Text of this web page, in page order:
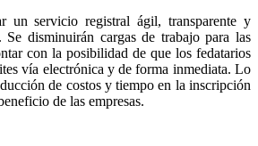
un servicio registral ágil, transparente y
Se disminuirán cargas de trabajo para las
con la posibilidad de que los fedatarios
vía electrónica y de forma inmediata. Lo
de costos y tiempo en la inscripción
de las empresas.